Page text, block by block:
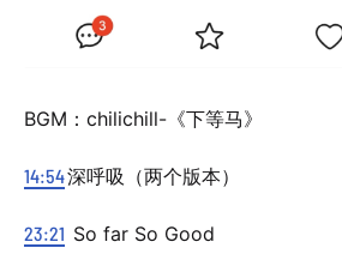
BGM：chilichill-《下等马》
14:54深呼吸（两个版本）
23:21 So far So Good